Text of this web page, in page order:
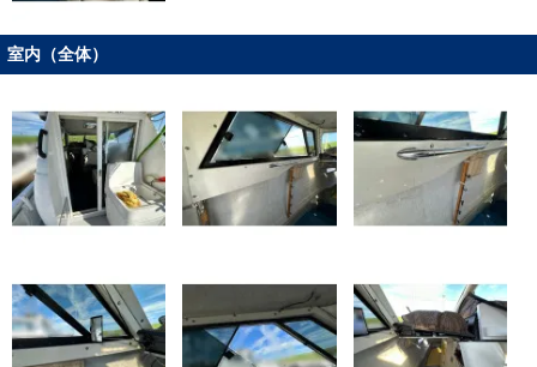
室内（全体）